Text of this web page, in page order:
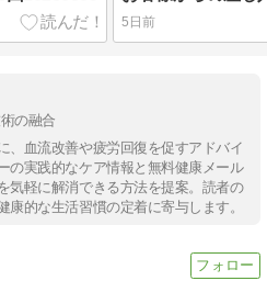
5日前
の融合
、血流改善や疲労回復を促すアドバイ
の実践的なケア情報と無料健康メール
気軽に解消できる方法を提案。読者の
的な生活習慣の定着に寄与します。